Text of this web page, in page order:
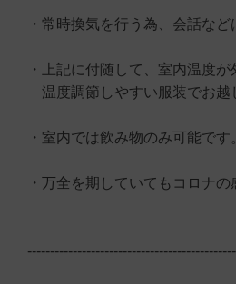
・常時換気を行う為、会話など
・上記に付随して、室内温度
温度調節しやすい服装でお越
・室内では飲み物のみ可能です
・万全を期していてもコロナ